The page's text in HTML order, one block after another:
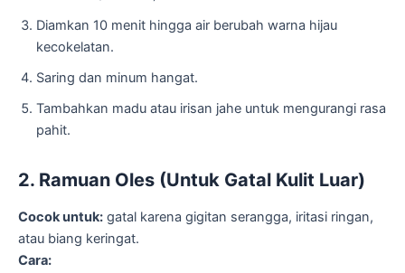
Diamkan 10 menit hingga air berubah warna hijau
kecokelatan.
Saring dan minum hangat.
Tambahkan madu atau irisan jahe untuk mengurangi rasa
pahit.
2. Ramuan Oles (Untuk Gatal Kulit Luar)
Cocok untuk: gatal karena gigitan serangga, iritasi ringan,
atau biang keringat.
Cara: